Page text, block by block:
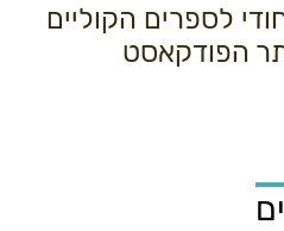
לספרים הקוליים
הפודקאסט